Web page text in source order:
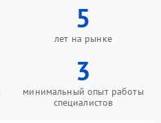
5
лет на рынке
3
минимальный опыт работы
специалистов